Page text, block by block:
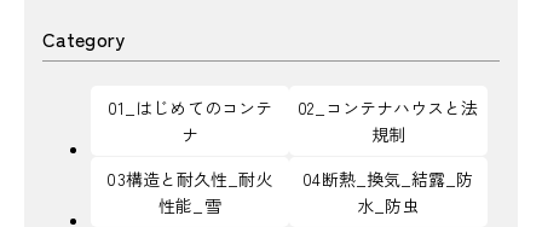
Category
01_はじめてのコンテ
ナ
02_コンテナハウスと法
規制
03構造と耐久性_耐火
性能_雪
04断熱_換気_結露_防
水_防虫